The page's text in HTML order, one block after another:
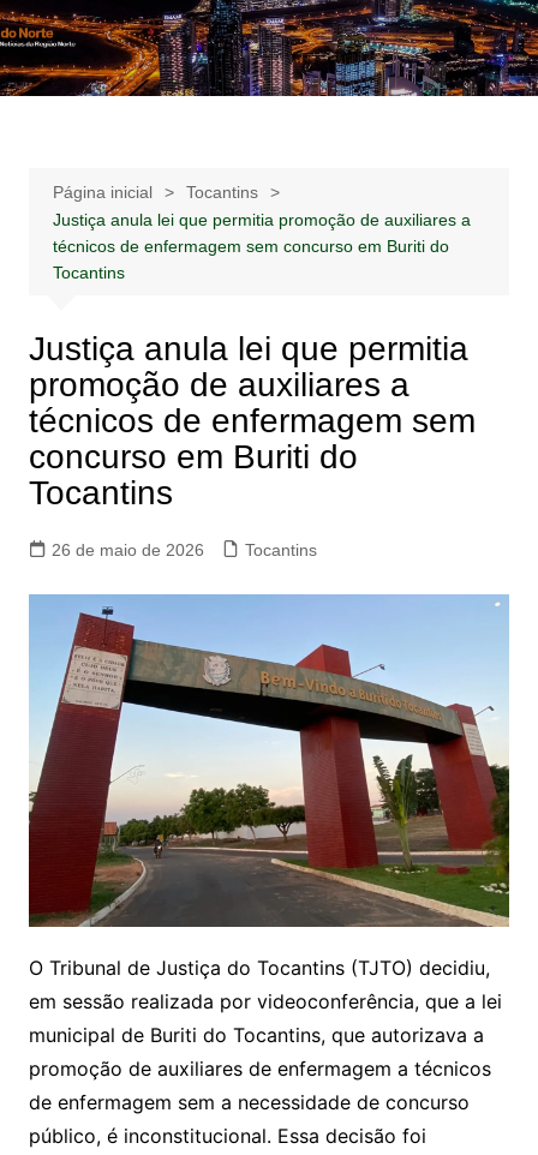
Ir
para
o
Notícias –
Publicidades –
Notícias – Publicidades – Anúncios
Página inicial
Tocantins
Justiça anula lei que permitia promoção de auxiliares a
técnicos de enfermagem sem concurso em Buriti do
Tocantins
Justiça anula lei que permitia
promoção de auxiliares a
técnicos de enfermagem sem
concurso em Buriti do
Tocantins
26 de maio de 2026 Tocantins
O Tribunal de Justiça do Tocantins (TJTO) decidiu,
em sessão realizada por videoconferência, que a lei
municipal de Buriti do Tocantins, que autorizava a
promoção de auxiliares de enfermagem a técnicos
de enfermagem sem a necessidade de concurso
público, é inconstitucional. Essa decisão foi